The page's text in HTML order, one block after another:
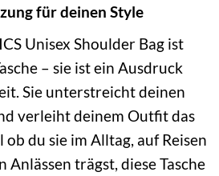
für deinen Style
Unisex Shoulder Bag ist
– sie ist ein Ausdruck
Sie unterstreicht deinen
verleiht deinem Outfit das
ob du sie im Alltag, auf Reisen
Anlässen trägst, diese Tasche